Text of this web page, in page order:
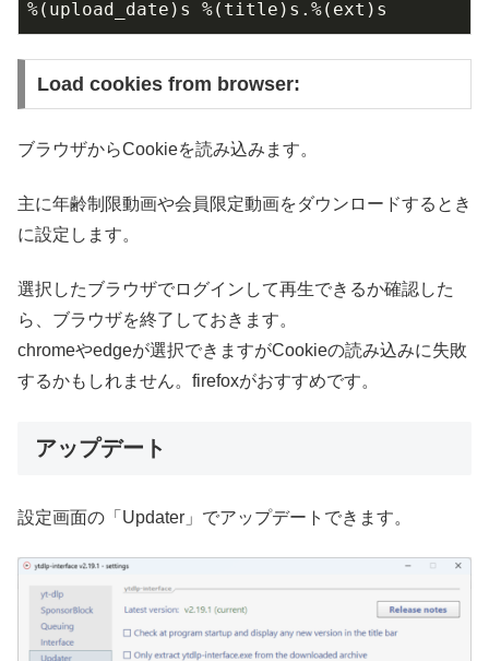
%(upload_date)s %(title)s.%(ext)s
Load cookies from browser:
ブラウザからCookieを読み込みます。
主に年齢制限動画や会員限定動画をダウンロードするとき
に設定します。
選択したブラウザでログインして再生できるか確認した
ら、ブラウザを終了しておきます。
chromeやedgeが選択できますがCookieの読み込みに失敗
するかもしれません。firefoxがおすすめです。
アップデート
設定画面の「Updater」でアップデートできます。